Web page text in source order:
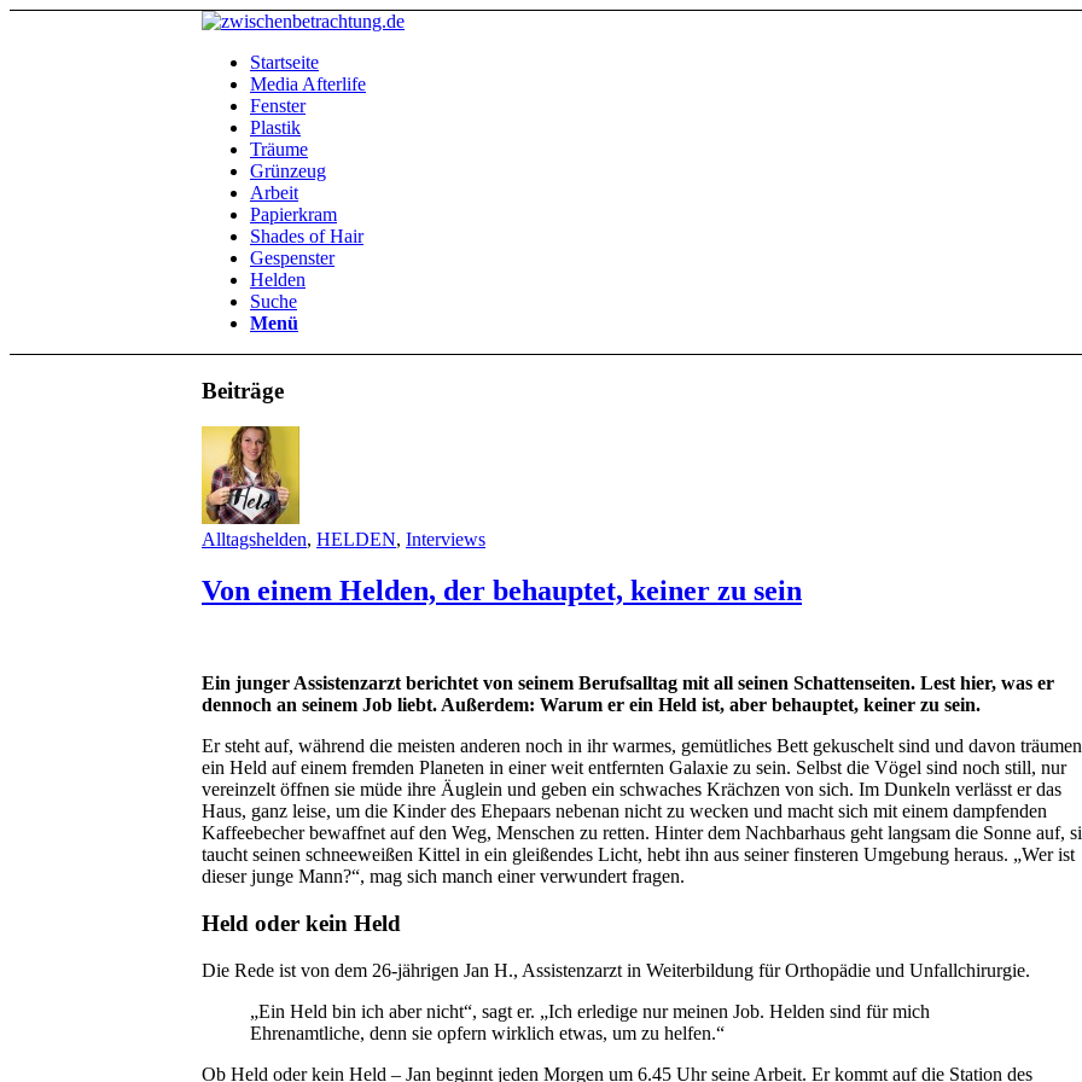
Startseite
Media Afterlife
Fenster
Plastik
Träume
Grünzeug
Arbeit
Papierkram
Shades of Hair
Gespenster
Helden
Suche
Menü
Beiträge
Alltagshelden, HELDEN, Interviews
Von einem Helden, der behauptet, keiner zu sein
Ein junger Assistenzarzt berichtet von seinem Berufsalltag mit all seinen Schattenseiten. Lest hier, was er
dennoch an seinem Job liebt. Außerdem: Warum er ein Held ist, aber behauptet, keiner zu sein.
Er steht auf, während die meisten anderen noch in ihr warmes, gemütliches Bett gekuschelt sind und davon
ein Held auf einem fremden Planeten in einer weit entfernten Galaxie zu sein. Selbst die Vögel sind noch still, nur
vereinzelt öffnen sie müde ihre Äuglein und geben ein schwaches Krächzen von sich. Im Dunkeln verlässt er das
Haus, ganz leise, um die Kinder des Ehepaars nebenan nicht zu wecken und macht sich mit einem dampfenden
Kaffeebecher bewaffnet auf den Weg, Menschen zu retten. Hinter dem Nachbarhaus geht langsam die Sonne auf,
taucht seinen schneeweißen Kittel in ein gleißendes Licht, hebt ihn aus seiner finsteren Umgebung heraus. „Wer ist
dieser junge Mann?“, mag sich manch einer verwundert fragen.
Held oder kein Held
Die Rede ist von dem 26-jährigen Jan H., Assistenzarzt in Weiterbildung für Orthopädie und Unfallchirurgie.
„Ein Held bin ich aber nicht“, sagt er. „Ich erledige nur meinen Job. Helden sind für mich
Ehrenamtliche, denn sie opfern wirklich etwas, um zu helfen.“
Ob Held oder kein Held – Jan beginnt jeden Morgen um 6.45 Uhr seine Arbeit. Er kommt auf die Station des